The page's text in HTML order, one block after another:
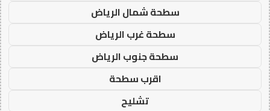
سطحة شمال الرياض
سطحة غرب الرياض
سطحة جنوب الرياض
اقرب سطحة
تشليح